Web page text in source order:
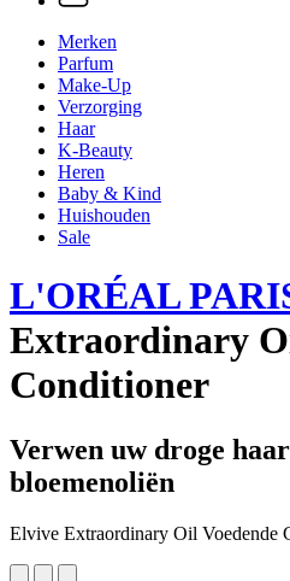
Merken
Parfum
Make-Up
Verzorging
Haar
K-Beauty
Heren
Baby & Kind
Huishouden
Sale
L'ORÉAL
Extraordinary
Conditioner
Verwen uw droge
bloemenoliën
Elvive Extraordinary Oil Voedende